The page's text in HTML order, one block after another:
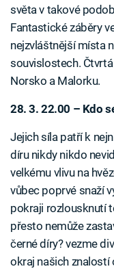
světa v takové
Fantastické záběry
nejzvláštnější místa
souvislostech.
Norsko a Malorku.
28. 3. 22.00 – Kdo
Jejich síla patří k
díru nikdy nikdo
velkému vlivu na
vůbec poprvé snaží
pokraji rozlousknutí
přesto nemůže
černé díry? vezme
okraj našich znalostí